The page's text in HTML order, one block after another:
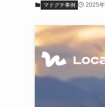
マドグチ事例 2025